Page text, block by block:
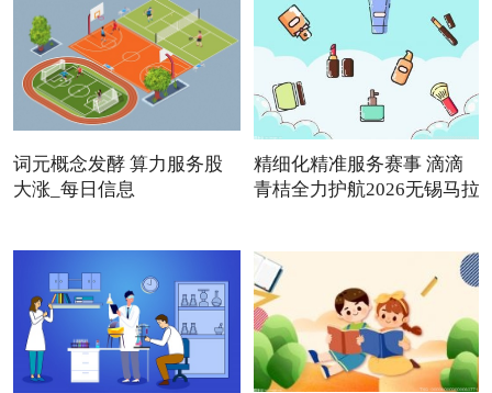
词元概念发酵 算力服务股
大涨_每日信息
精细化精准服务赛事 滴滴
青桔全力护航2026无锡马拉